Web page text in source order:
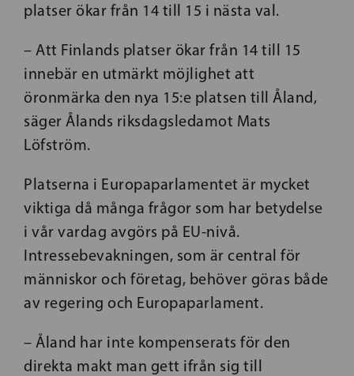
platser ökar från 14 till 15 i nästa val.
– Att Finlands platser ökar från 14 till 15
innebär en utmärkt möjlighet att
öronmärka den nya 15:e platsen till Åland,
säger Ålands riksdagsledamot Mats
Löfström.
Platserna i Europaparlamentet är mycket
viktiga då många frågor som har betydelse
i vår vardag avgörs på EU-nivå.
Intressebevakningen, som är central för
människor och företag, behöver göras både
av regering och Europaparlament.
– Åland har inte kompenserats för den
direkta makt man gett ifrån sig till